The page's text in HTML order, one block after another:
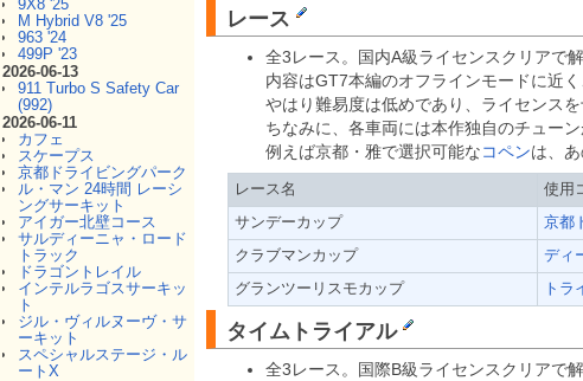
9X8 '25
M Hybrid V8 '25
963 '24
499P '23
2026-06-13
911 Turbo S Safety Car
(992)
2026-06-11
カフェ
スケープス
京都ドライビングパーク
ル・マン 24時間 レーシ
ングサーキット
アイガー北壁コース
サルディーニャ・ロード
トラック
ドラゴントレイル
インテルラゴスサーキッ
ト
ジル・ヴィルヌーヴ・サ
ーキット
スペシャルステージ・ル
ートX
レース
全3レース。国内A級ライセンスクリアで解
内容はGT7本編のオフラインモードに近
やはり難易度は低めであり、ライセンス
ちなみに、各車両には本作独自のチュー
例えば京都・雅で選択可能なコペンは、
レース名 使用
サンデーカップ
京都
クラブマンカップ ディ
グランツーリスモカップ
トラ
タイムトライアル
全3レース。国際B級ライセンスクリアで解